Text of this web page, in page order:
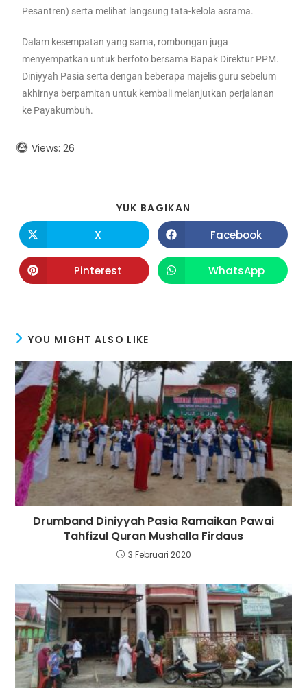
Pesantren) serta melihat langsung tata-kelola asrama.
Dalam kesempatan yang sama, rombongan juga
menyempatkan untuk berfoto bersama Bapak Direktur PPM.
Diniyyah Pasia serta dengan beberapa majelis guru sebelum
akhirnya berpamitan untuk kembali melanjutkan perjalanan
ke Payakumbuh.
Views: 26
YUK BAGIKAN
X Facebook
Pinterest WhatsApp
YOU MIGHT ALSO LIKE
Drumband Diniyyah Pasia Ramaikan Pawai
Tahfizul Quran Mushalla Firdaus
3 Februari 2020